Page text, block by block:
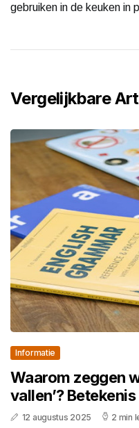
gebruiken in de keuken in
Vergelijkbare
Informatie
Waarom zeggen
vallen’?
12 augustus 2025 2 min